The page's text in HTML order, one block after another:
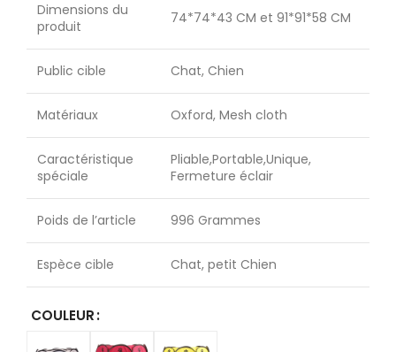
Dimensions du
produit
74*74*43 CM et 91*91*58 CM
Public cible Chat, Chien
Matériaux Oxford, Mesh cloth
Caractéristique
spéciale
Pliable,Portable,Unique,
Fermeture éclair
Poids de l’article 996 Grammes
Espèce cible Chat, petit Chien
COULEUR